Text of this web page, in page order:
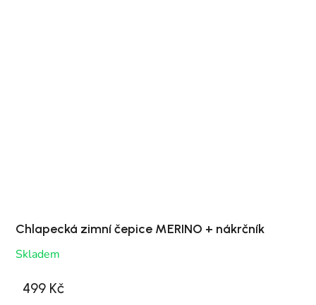
Chlapecká zimní čepice MERINO + nákrčník
Skladem
499 Kč